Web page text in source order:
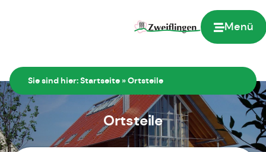
Menü
Sie sind hier:Startseite »Ortsteile
Ortsteile